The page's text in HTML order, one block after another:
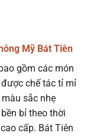
Mỹ Bát Tiên
gồm các món
chế tác tỉ mỉ
sắc nhẹ
bỉ theo thời
cấp. Bát Tiên